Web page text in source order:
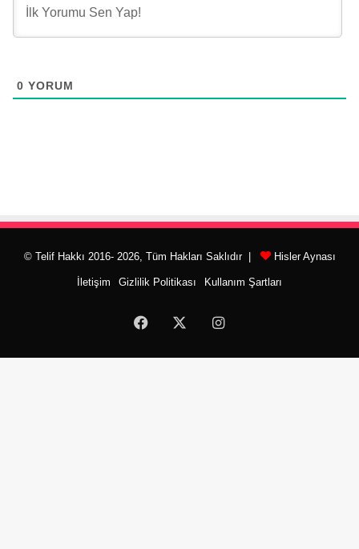
0 YORUM
© Telif Hakkı 2016- 2026, Tüm Hakları Saklıdır | Hisler Aynası
İletişim Gizlilik Politikası Kullanım Şartları
Facebook Instagram